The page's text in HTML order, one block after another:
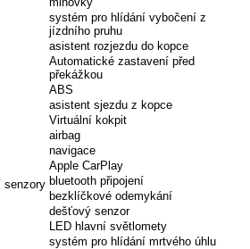
senzory
systém pro hlídání vybočení z
jízdního pruhu
asistent rozjezdu do kopce
Automatické zastavení před
překážkou
ABS
asistent sjezdu z kopce
Virtuální kokpit
airbag
navigace
Apple CarPlay
bluetooth připojení
bezklíčkové odemykání
dešťový senzor
LED hlavní světlomety
systém pro hlídání mrtvého úhlu